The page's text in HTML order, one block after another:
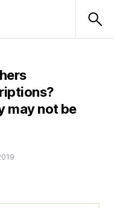
may not be